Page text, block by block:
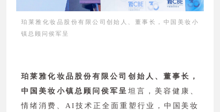
珀莱雅化妆品股份有限公司创始人、董事长，中国美妆小
镇总顾问侯军呈
珀莱雅化妆品股份有限公司创始人、董事长，
中国美妆小镇总顾问侯军呈 坦言，美容健康、
情绪消费、AI技术正全面重塑行业，中国美妆